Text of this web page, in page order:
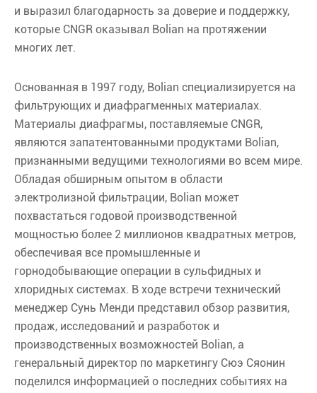
и выразил благодарность за доверие и поддержку,
которые CNGR оказывал Bolian на протяжении
многих лет.
Основанная в 1997 году, Bolian специализируется на
фильтрующих и диафрагменных материалах.
Материалы диафрагмы, поставляемые CNGR,
являются запатентованными продуктами Bolian,
признанными ведущими технологиями во всем мире.
Обладая обширным опытом в области
электролизной фильтрации, Bolian может
похвастаться годовой производственной
мощностью более 2 миллионов квадратных метров,
обеспечивая все промышленные и
горнодобывающие операции в сульфидных и
хлоридных системах. В ходе встречи технический
менеджер Сунь Менди представил обзор развития,
продаж, исследований и разработок и
производственных возможностей Bolian, а
генеральный директор по маркетингу Сюэ Сяонин
поделился информацией о последних событиях на